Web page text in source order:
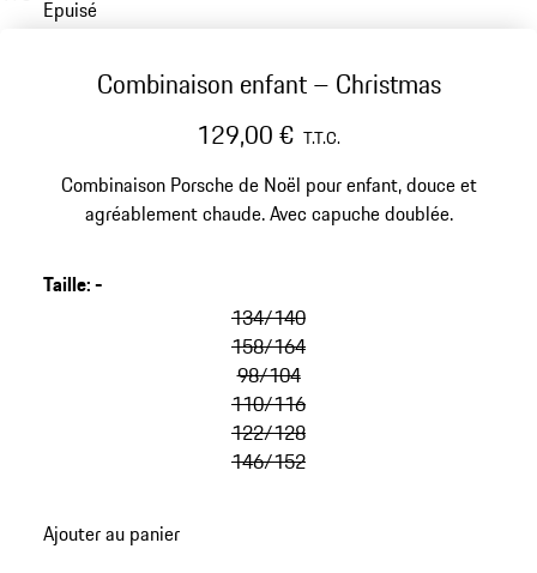
Épuisé
Combinaison enfant – Christmas
129,00 € T.T.C.
Combinaison Porsche de Noël pour enfant, douce et
agréablement chaude. Avec capuche doublée.
Taille:-
134/140
158/164
98/104
110/116
122/128
146/152
Ajouter au panier